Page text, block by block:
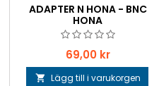
ADAPTER N HONA - BNC
HONA
Pris
69,00 kr
 Lägg till i varukorgen